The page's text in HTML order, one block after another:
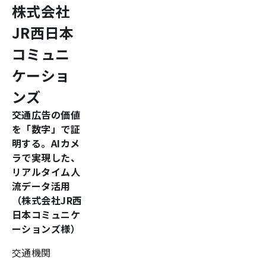
株式会社
JR西日本
コミュニ
ケーショ
ンズ
交通広告の価値
を「数字」で証
明する。AIカメ
ラで実現した、
リアルタイム人
流データ活用
（株式会社JR西
日本コミュニケ
ーションズ様）
交通機関